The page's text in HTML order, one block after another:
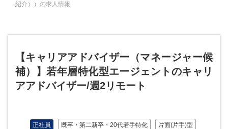
紹介））の求人情報
【キャリアアドバイザー（マネージャー候
補）】若年層特化型エージェントのキャリ
アアドバイザー/週2リモート
正社員 既卒・第二新卒・20代若手特化 片面(片手)型